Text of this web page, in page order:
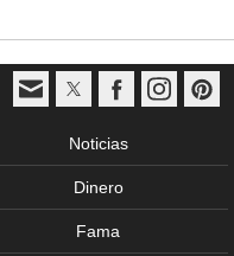
Noticias
Dinero
Fama